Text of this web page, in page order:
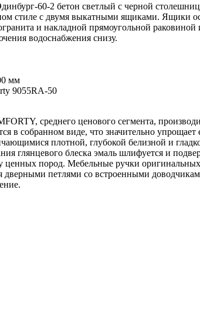
60-2 бетон светлый с черной
стиле с двумя выкатными ящиками. Ящики
и накладной прямоугольной раковиной
водоснабжения снизу.
мм
9055RA-50
среднего ценового сегмента,
в собранном виде, что значительно
плотной, глубокой белизной и
глянцевого блеска эмаль шлифуется и
ценных пород. Мебельные ручки
дверными петлями со встроенными